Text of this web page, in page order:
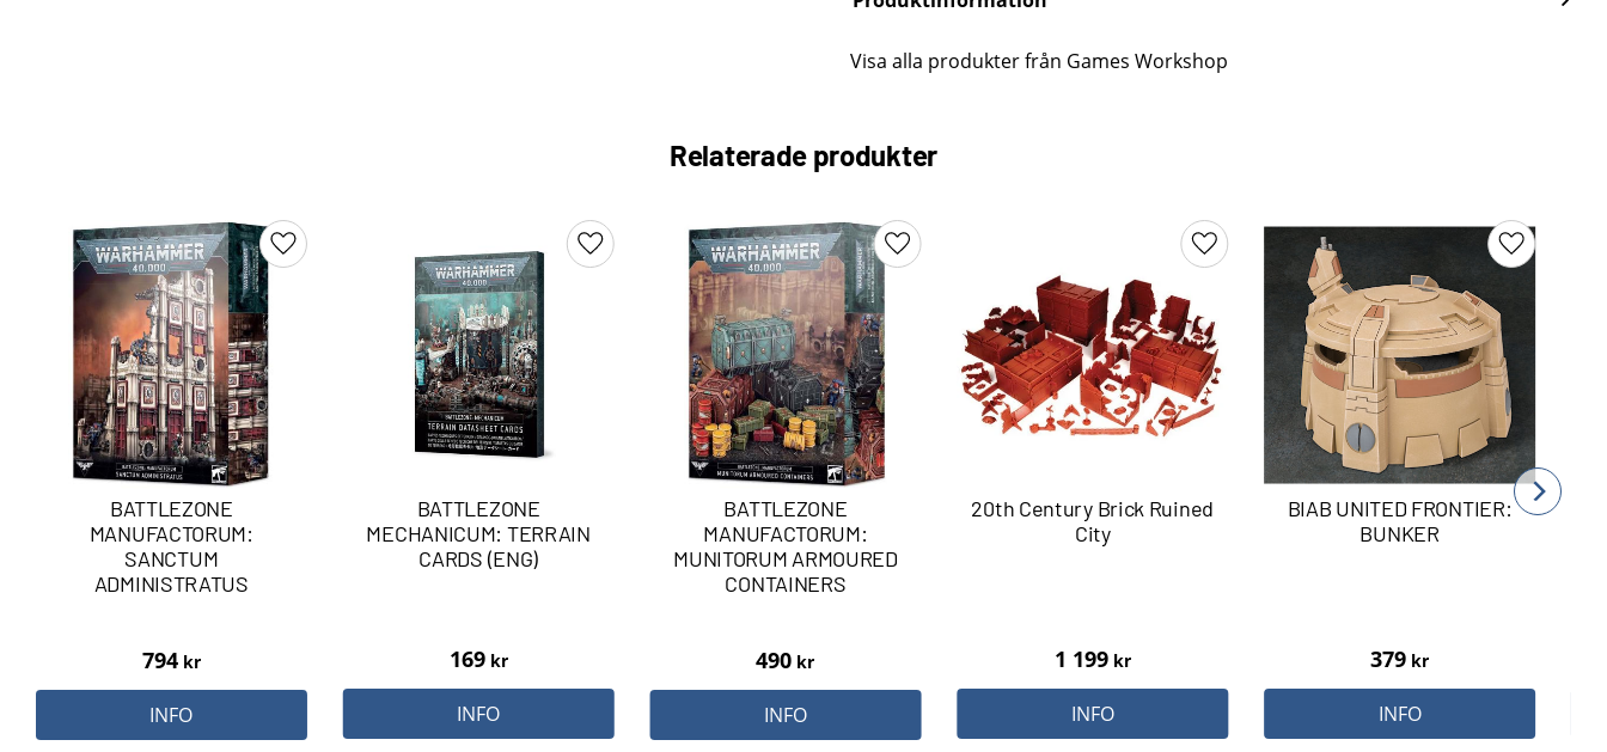
Visa alla produkter från Games Workshop
Relaterade produkter
BATTLEZONE
MANUFACTORUM:
SANCTUM
ADMINISTRATUS
794kr
Lägg till i favoriter
INFO
BATTLEZONE
MECHANICUM: TERRAIN
CARDS (ENG)
169kr
Lägg till i favoriter
INFO
BATTLEZONE
MANUFACTORUM:
MUNITORUM ARMOURED
CONTAINERS
490 kr
Lägg till i favoriter
INFO
20th Century Brick Ruined
City
1 199kr
Lägg till i favoriter
INFO
BIAB UNITED FRONTIER:
BUNKER
379 kr
Lägg till i
INFO